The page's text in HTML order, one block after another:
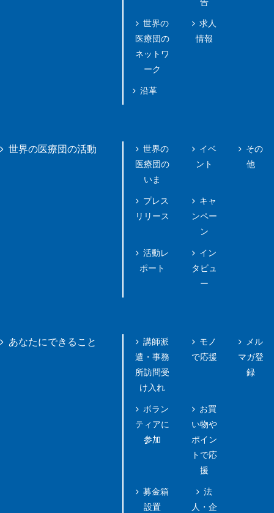
世界の
医療団の
ネットワ
ーク
沿革
求人
情報
世界の医療団の活動
世界の
医療団の
いま
プレス
リリース
活動レ
ポート
イベ
ント
キャ
ンペー
ン
イン
タビュ
ー
その
他
あなたにできること
講師派
遣・事務
所訪問受
け入れ
ボラン
ティアに
参加
募金箱
設置
モノ
で応援
お買
い物や
ポイン
トで応
援
法
人・企
メル
マガ登
録